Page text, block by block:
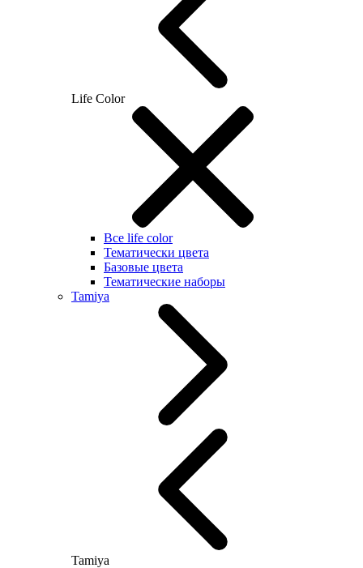
Life Color
Все life color
Тематически цвета
Базовые цвета
Тематические наборы
Tamiya
Tamiya